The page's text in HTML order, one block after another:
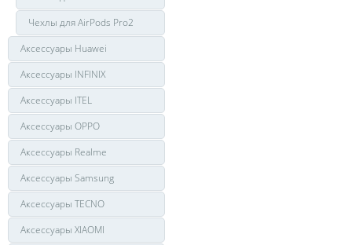
Чехлы для AirPods Pro2
Аксессуары Huawei
Аксессуары INFINIX
Аксессуары ITEL
Аксессуары OPPO
Аксессуары Realme
Аксессуары Samsung
Аксессуары TECNO
Аксессуары XIAOMI